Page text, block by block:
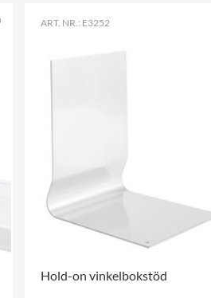
ART. NR.: E3252
Hold-on vinkelbokstöd